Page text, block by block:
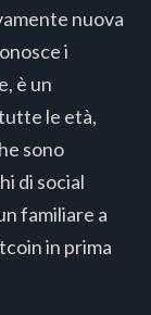
nuova
i
è un
le età,
sono
di social
familiare a
in prima